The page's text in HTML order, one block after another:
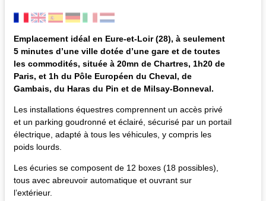
Emplacement idéal en Eure-et-Loir (28), à seulement
5 minutes d’une ville dotée d’une gare et de toutes
les commodités, située à 20mn de Chartres, 1h20 de
Paris, et 1h du Pôle Européen du Cheval, de
Gambais, du Haras du Pin et de Milsay-Bonneval.
Les installations équestres comprennent un accès privé
et un parking goudronné et éclairé, sécurisé par un portail
électrique, adapté à tous les véhicules, y compris les
poids lourds.
Les écuries se composent de 12 boxes (18 possibles),
tous avec abreuvoir automatique et ouvrant sur
l’extérieur.